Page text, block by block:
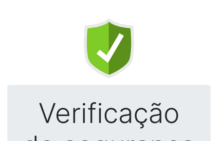
Verificação